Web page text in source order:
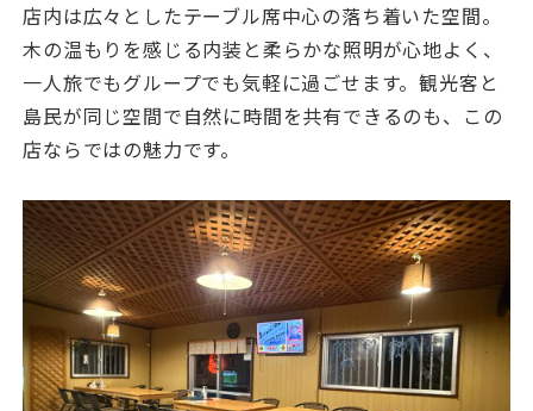
店内は広々としたテーブル席中心の落ち着いた空間。
木の温もりを感じる内装と柔らかな照明が心地よく、
一人旅でもグループでも気軽に過ごせます。観光客と
島民が同じ空間で自然に時間を共有できるのも、この
店ならではの魅力です。